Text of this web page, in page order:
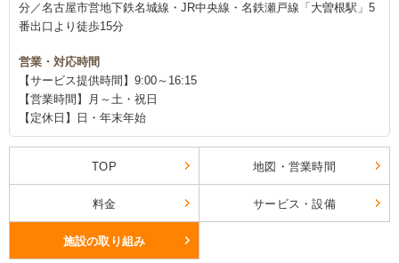
分／名古屋市営地下鉄名城線・JR中央線・名鉄瀬戸線「大曽根駅」5
番出口より徒歩15分
営業・対応時間
【サービス提供時間】9:00～16:15
【営業時間】月～土・祝日
【定休日】日・年末年始
TOP 地図・営業時間
料金 サービス・設備
施設の取り組み